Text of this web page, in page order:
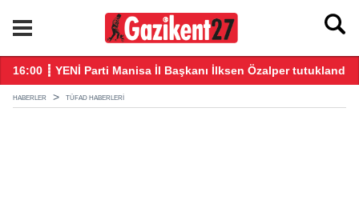
16:00 ┋ YENİ Parti Manisa İl Başkanı İlksen Özalper tutuklandı
HABERLER TÜFAD HABERLERI